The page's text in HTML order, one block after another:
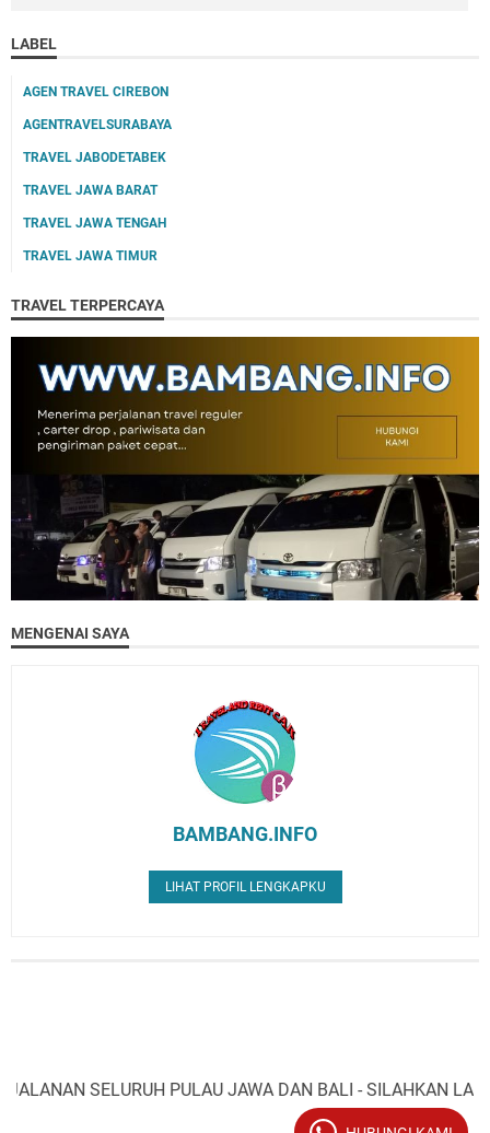
LABEL
AGEN TRAVEL CIREBON
AGENTRAVELSURABAYA
TRAVEL JABODETABEK
TRAVEL JAWA BARAT
TRAVEL JAWA TENGAH
TRAVEL JAWA TIMUR
TRAVEL TERPERCAYA
MENGENAI SAYA
BAMBANG.INFO
LIHAT PROFIL LENGKAPKU
PULAU JAWA DAN BALI - SILAHKAN LAKUKAN